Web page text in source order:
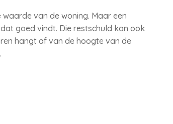
waarde van de woning. Maar een
goed vindt. Die restschuld kan ook
hangt af van de hoogte van de